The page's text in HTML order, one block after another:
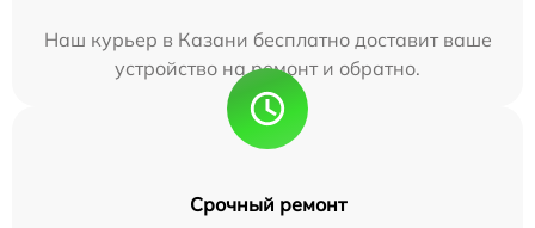
Наш курьер в Казани бесплатно доставит ваше
устройство на ремонт и обратно.
Срочный ремонт